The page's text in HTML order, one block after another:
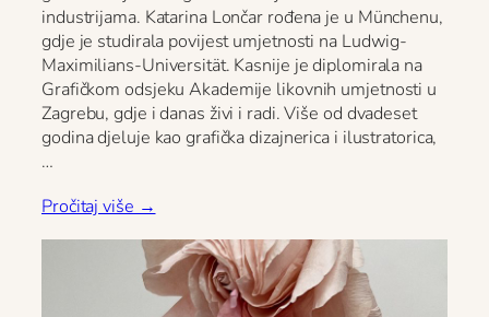
industrijama. Katarina Lončar rođena je u Münchenu,
gdje je studirala povijest umjetnosti na Ludwig-
Maximilians-Universität. Kasnije je diplomirala na
Grafičkom odsjeku Akademije likovnih umjetnosti u
Zagrebu, gdje i danas živi i radi. Više od dvadeset
godina djeluje kao grafička dizajnerica i ilustratorica,
…
Pročitaj više →